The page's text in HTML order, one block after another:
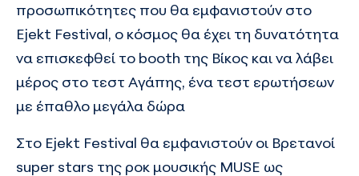
προσωπικότητες που θα εμφανιστούν στο
Ejekt Festival, ο κόσμος θα έχει τη δυνατότητα
να επισκεφθεί το booth της Βίκος και να λάβει
μέρος στο τεστ Αγάπης, ένα τεστ ερωτήσεων
με έπαθλο μεγάλα δώρα
Στο Ejekt Festival θα εμφανιστούν οι Βρετανοί
super stars της ροκ μουσικής MUSE ως